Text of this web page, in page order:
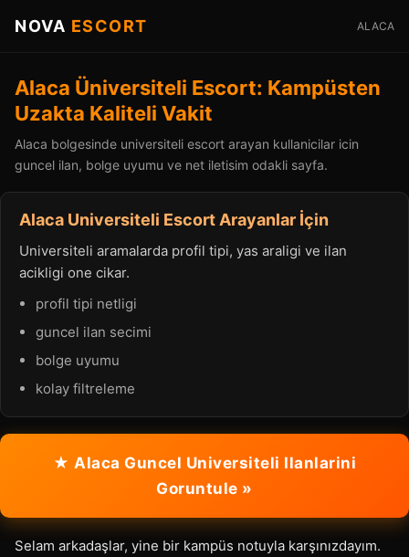
NOVA ESCORT ALACA
Alaca Üniversiteli Escort: Kampüsten
Uzakta Kaliteli Vakit
Alaca bolgesinde universiteli escort arayan kullanicilar icin
guncel ilan, bolge uyumu ve net iletisim odakli sayfa.
Alaca Universiteli Escort Arayanlar İçin
Universiteli aramalarda profil tipi, yas araligi ve ilan
acikligi one cikar.
profil tipi netligi
guncel ilan secimi
bolge uyumu
kolay filtreleme
★ Alaca Guncel Universiteli Ilanlarini
Goruntule »
Selam arkadaşlar, yine bir kampüs notuyla karşınızdayım.